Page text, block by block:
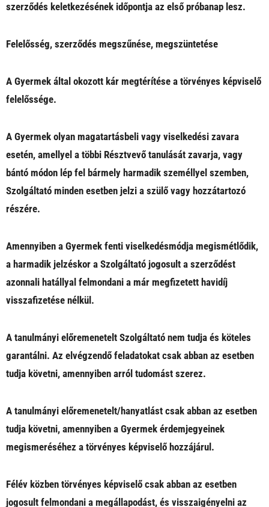
szerződés keletkezésének időpontja az első próbanap lesz.
Felelősség, szerződés megszűnése, megszüntetése
A Gyermek által okozott kár megtérítése a törvényes képviselő
felelőssége.
A Gyermek olyan magatartásbeli vagy viselkedési zavara
esetén, amellyel a többi Résztvevő tanulását zavarja, vagy
bántó módon lép fel bármely harmadik személlyel szemben,
Szolgáltató minden esetben jelzi a szülő vagy hozzátartozó
részére.
Amennyiben a Gyermek fenti viselkedésmódja megismétlődik,
a harmadik jelzéskor a Szolgáltató jogosult a szerződést
azonnali hatállyal felmondani a már megfizetett havidíj
visszafizetése nélkül.
A tanulmányi előremenetelt Szolgáltató nem tudja és köteles
garantálni. Az elvégzendő feladatokat csak abban az esetben
tudja követni, amennyiben arról tudomást szerez.
A tanulmányi előremenetelt/hanyatlást csak abban az esetben
tudja követni, amennyiben a Gyermek érdemjegyeinek
megismeréséhez a törvényes képviselő hozzájárul.
Félév közben törvényes képviselő csak abban az esetben
jogosult felmondani a megállapodást, és visszaigényelni az